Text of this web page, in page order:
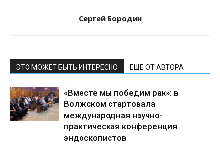
Сергей Бородин
ЭТО МОЖЕТ БЫТЬ ИНТЕРЕСНО ЕЩЕ ОТ АВТОРА
«Вместе мы победим рак»: в
Волжском стартовала
международная научно-
практическая конференция
эндоскопистов